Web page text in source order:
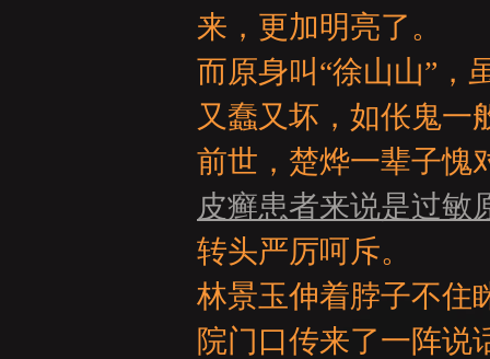
来，更加明亮了。
而原身叫“徐山山”，
又蠢又坏，如伥鬼一
前世，楚烨一辈子愧
皮癣患者来说是过敏
转头严厉呵斥。
林景玉伸着脖子不住
院门口传来了一阵说